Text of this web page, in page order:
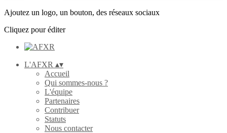
Ajoutez un logo, un bouton, des réseaux sociaux
Cliquez pour éditer
L'AFXR ▴▾
Accueil
Qui sommes-nous ?
L'équipe
Partenaires
Contribuer
Statuts
Nous contacter